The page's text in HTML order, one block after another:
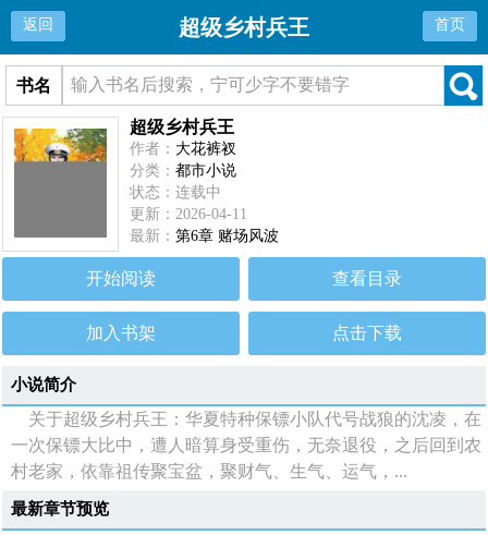
返回 超级乡村兵王 首页
书名
超级乡村兵王
作者： 大花裤衩
分类：都市小说
状态：连载中
更新：2026-04-11
最新：第6章 赌场风波
开始阅读 查看目录
加入书架 点击下载
小说简介
关于超级乡村兵王：华夏特种保镖小队代号战狼的沈凌，在
一次保镖大比中，遭人暗算身受重伤，无奈退役，之后回到农
村老家，依靠祖传聚宝盆，聚财气、生气、运气，...
最新章节预览